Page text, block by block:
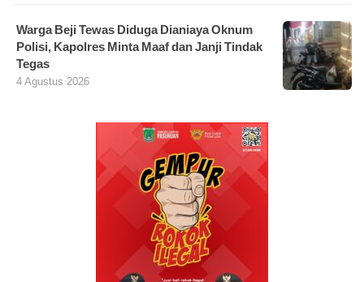
Warga Beji Tewas Diduga Dianiaya Oknum
Polisi, Kapolres Minta Maaf dan Janji Tindak
Tegas
4 Agustus 2026